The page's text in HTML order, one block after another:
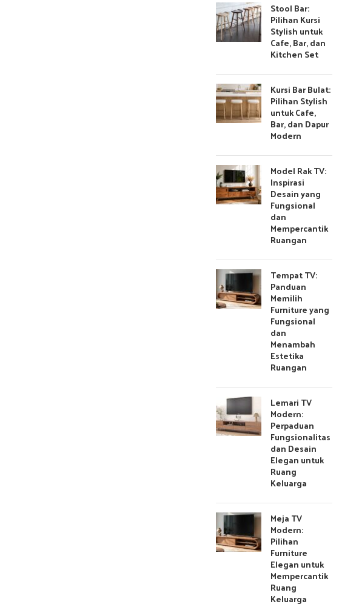
Stool Bar:
Pilihan Kursi
Stylish untuk
Cafe, Bar, dan
Kitchen Set
Kursi Bar Bulat:
Pilihan Stylish
untuk Cafe,
Bar, dan Dapur
Modern
Model Rak TV:
Inspirasi
Desain yang
Fungsional
dan
Mempercantik
Ruangan
Tempat TV:
Panduan
Memilih
Furniture yang
Fungsional
dan
Menambah
Estetika
Ruangan
Lemari TV
Modern:
Perpaduan
Fungsionalitas
dan Desain
Elegan untuk
Ruang
Keluarga
Meja TV
Modern:
Pilihan
Furniture
Elegan untuk
Mempercantik
Ruang
Keluarga